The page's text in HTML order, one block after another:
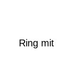
Ring mit